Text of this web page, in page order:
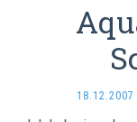
18.12.2007